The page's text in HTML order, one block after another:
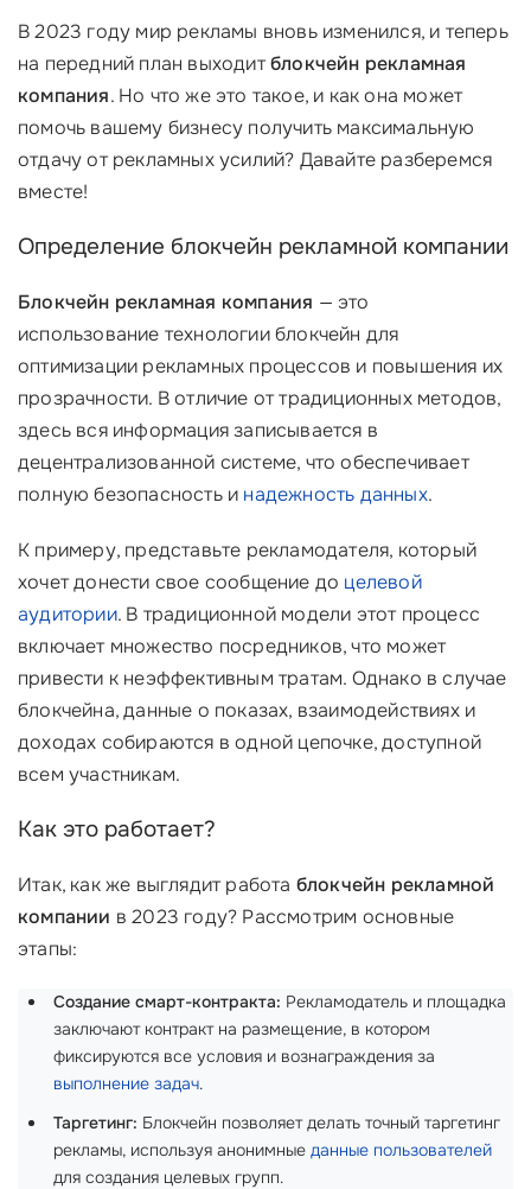
В 2023 году мир рекламы вновь изменился, и теперь
на передний план выходитблокчейн рекламная
компания. Но что же это такое, и как она может
помочь вашему бизнесу получить максимальную
отдачу от рекламных усилий? Давайте разберемся
вместе!
Определение блокчейн рекламной компании
Блокчейн рекламная компания — это
использование технологии блокчейн для
оптимизации рекламных процессов и повышения их
прозрачности. В отличие от традиционных методов,
здесь вся информация записывается в
децентрализованной системе, что обеспечивает
полную безопасность и надежность данных.
К примеру, представьте рекламодателя, который
хочет донести свое сообщение до целевой
аудитории. В традиционной модели этот процесс
включает множество посредников, что может
привести к неэффективным тратам. Однако в случае
блокчейна, данные о показах, взаимодействиях и
доходах собираются в одной цепочке, доступной
всем участникам.
Как это работает?
Итак, как же выглядит работа блокчейн рекламной
компании в 2023 году? Рассмотрим основные
этапы:
Создание смарт-контракта: Рекламодатель и площадка
заключают контракт на размещение, в котором
фиксируются все условия и вознаграждения за
выполнение задач.
Таргетинг: Блокчейн позволяет делать точный таргетинг
рекламы, используя анонимные данные пользователей
для создания целевых групп.